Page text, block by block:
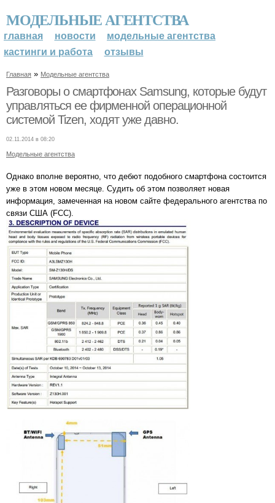
МОДЕЛЬНЫЕ АГЕНТСТВА
главная новости
модельные агентства
кастинги и работа
отзывы
Главная » Модельные агентства
Разговоры о смартфонах Samsung, которые будут
управляться ее фирменной операционной
системой Tizen, ходят уже давно.
02.11.2014 в 08:20
Модельные агентства
Однако вполне вероятно, что дебют подобного смартфона состоится
уже в этом новом месяце. Судить об этом позволяет новая
информация, замеченная на новом сайте федерального агентства по
связи США (FCC).